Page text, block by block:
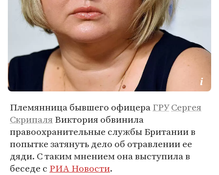
Племянница бывшего офицераГРУСергея
Скрипаля Виктория обвинила
правоохранительные службы Британии в
попытке затянуть дело об отравлении ее
дяди. С таким мнением она выступила в
беседе с РИА Новости.